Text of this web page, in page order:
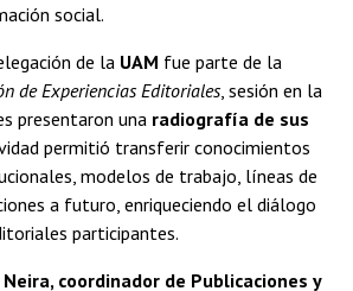
social.
de la UAM fue parte de la
de Experiencias Editoriales, sesión en la
presentaron una radiografía de sus
permitió transferir conocimientos
modelos de trabajo, líneas de
a futuro, enriqueciendo el diálogo
participantes.
coordinador de Publicaciones y